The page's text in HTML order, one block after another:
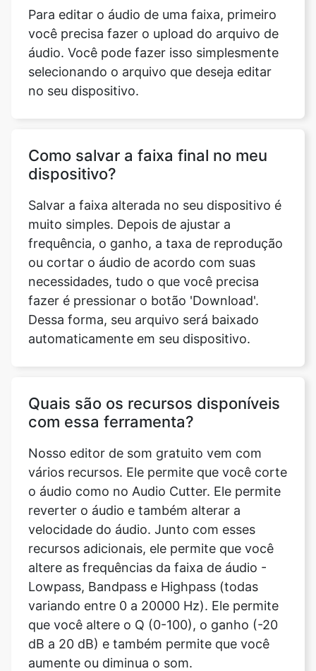
selecionando o arquivo que deseja editar
no seu dispositivo.
Como salvar a faixa final no meu
muito simples. Depois de ajustar a
frequência, o ganho, a taxa de reprodução
ou cortar o áudio de acordo com suas
necessidades, tudo o que você precisa
fazer é pressionar o botão 'Download'.
Dessa forma, seu arquivo será baixado
automaticamente em seu dispositivo.
Quais são os recursos disponíveis
vários recursos. Ele permite que você corte
o áudio como no Audio Cutter. Ele permite
reverter o áudio e também alterar a
velocidade do áudio. Junto com esses
recursos adicionais, ele permite que você
altere as frequências da faixa de áudio -
Lowpass, Bandpass e Highpass (todas
variando entre 0 a 20000 Hz). Ele permite
que você altere o Q (0-100), o ganho (-20
dB a 20 dB) e também permite que você
aumente ou diminua o som.
Eu tenho que pagar pela edição do